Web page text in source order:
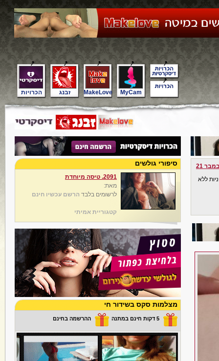
הכרויות זבנג MakeLove MyCam
21
השרון, פניות ללא
סיפורי גולשים
2091. טיסה מיוחדת
מאת:
לרשומים בלבד הרשם עכשיו חינם
קטגוריית אמיתי
מצלמות סקס בשידור חי
5 דקות חינם במתנה ההרשמה בחינם